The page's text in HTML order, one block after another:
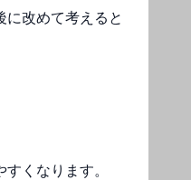
に改めて考えると
くなります。